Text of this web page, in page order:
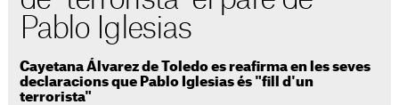
Pablo Iglesias
Cayetana Álvarez de Toledo es reafirma en les seves
declaracions que Pablo Iglesias és "fill d'un
terrorista"